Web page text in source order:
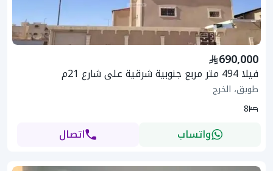
690,000
فيلا 494 متر مربع جنوبية شرقية على شارع 21م
طويق، الخرج
8
واتساب اتصال